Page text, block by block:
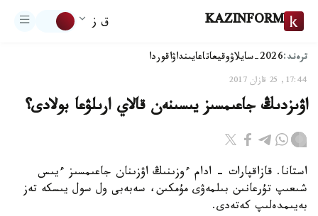
KAZINFORM ق ز
ترەند:2026-سايلاۋ وقيعاتاعايىنداۋاقوردا
17:44, 25 قازان 2017
اۋىزدىڭ جاعىمسىز يىسىنەن قالاي ارىلۋعا بولادى؟
استانا. قازاقپارات - ادام ءوزىنىڭ اۋزىنان جاعىمسىز ءيىس
شىعىپ تۇرعانىن بىلمەۋى مۇمكىن، سەبەبى ول سول يىسكە تەز
بەيىمدەلىپ كەتەدى.